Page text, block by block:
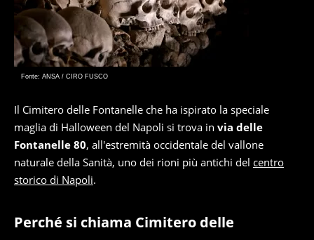
Fonte: ANSA / CIRO FUSCO
Il Cimitero delle Fontanelle che ha ispirato la speciale
maglia di Halloween del Napoli si trova in via delle
Fontanelle 80, all'estremità occidentale del vallone
naturale della Sanità, uno dei rioni più antichi del centro
storico di Napoli.
Perché si chiama Cimitero delle